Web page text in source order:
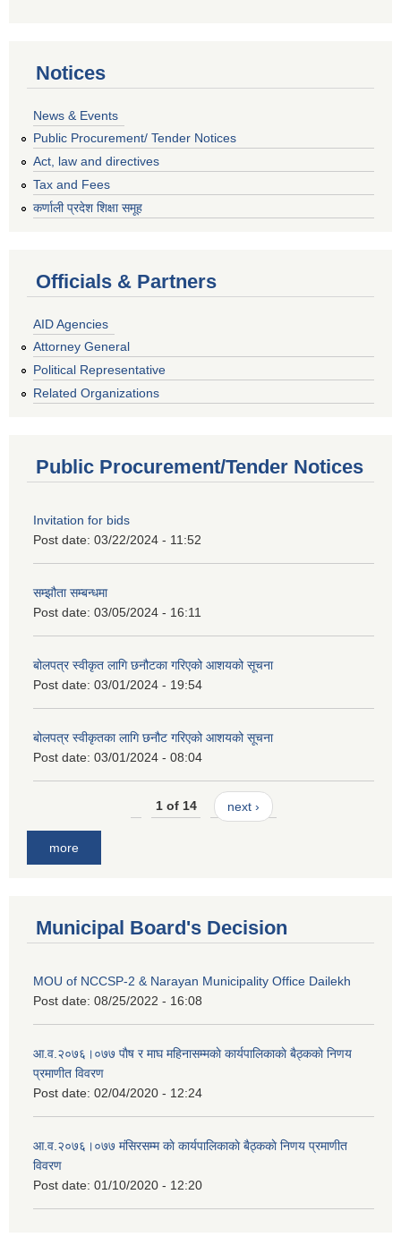
Notices
News & Events
Public Procurement/ Tender Notices
Act, law and directives
Tax and Fees
कर्णाली प्रदेश शिक्षा समूह
Officials & Partners
AID Agencies
Attorney General
Political Representative
Related Organizations
Public Procurement/Tender Notices
Invitation for bids
Post date: 03/22/2024 - 11:52
सम्झौता सम्बन्धमा
Post date: 03/05/2024 - 16:11
बोलपत्र स्वीकृत लागि छनौटका गरिएको आशयको सूचना
Post date: 03/01/2024 - 19:54
बोलपत्र स्वीकृतका लागि छनौट गरिएको आशयको सूचना
Post date: 03/01/2024 - 08:04
1 of 14 next ›
more
Municipal Board's Decision
MOU of NCCSP-2 & Narayan Municipality Office Dailekh
Post date: 08/25/2022 - 16:08
आ.व.२०७६।०७७ पाैष र माघ महिनासम्मकाे कार्यपालिकाकाे बैठ्ककाे निणय
प्रमाणीत विवरण
Post date: 02/04/2020 - 12:24
आ.व.२०७६।०७७ मंसिरसम्म काे कार्यपालिकाकाे बैठ्ककाे निणय प्रमाणीत
विवरण
Post date: 01/10/2020 - 12:20